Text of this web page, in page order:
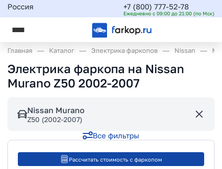
Россия +7 (800) 777-52-78
Ежедневно с 09:00 до 21:00 (по Мск)
Главная Каталог Электрика фаркопов Nissan
Электрика фаркопа на Nissan
Murano Z50 2002-2007
Nissan Murano
Z50 (2002-2007)
Все фильтры
Рассчитать стоимость с фаркопом